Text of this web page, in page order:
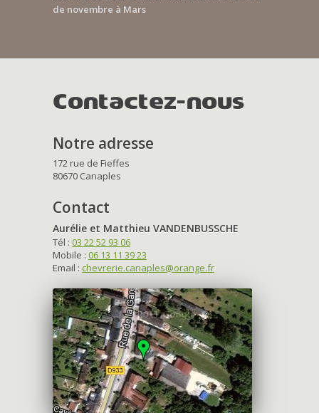
de novembre à Mars
Contactez-nous
Notre adresse
172 rue de Fieffes
80670 Canaples
Contact
Aurélie et Matthieu VANDENBUSSCHE
Tél : 03 22 52 93 06
Mobile : 06 13 11 39 23
Email : chevrerie.canaples@orange.fr